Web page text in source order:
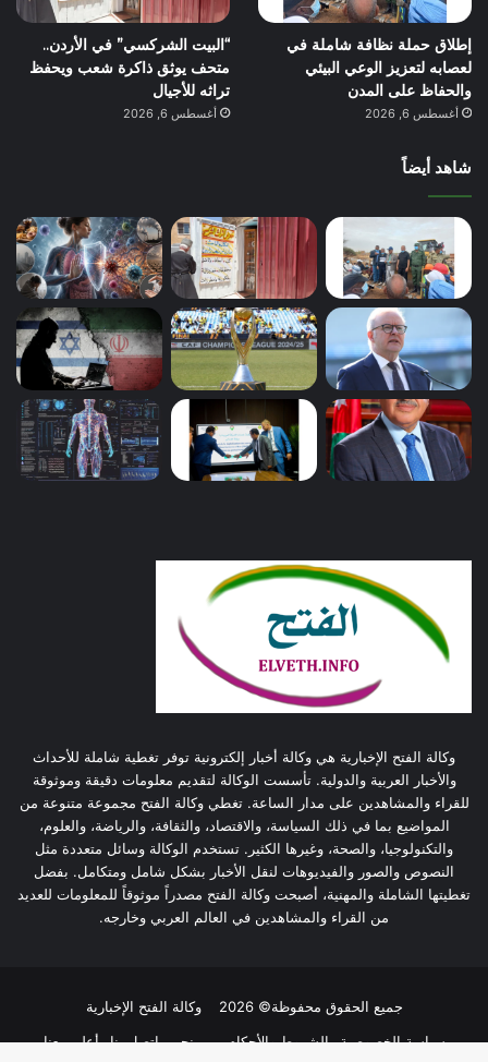
إطلاق حملة نظافة شاملة في
لعصابه لتعزيز الوعي البيئي
والحفاظ على المدن
أغسطس 6, 2026
“البيت الشركسي” في الأردن..
متحف يوثق ذاكرة شعب ويحفظ
تراثه للأجيال
أغسطس 6, 2026
شاهد أيضاً
وكالة الفتح الإخبارية هي وكالة أخبار إلكترونية توفر تغطية شاملة للأحداث
والأخبار العربية والدولية. تأسست الوكالة لتقديم معلومات دقيقة وموثوقة
للقراء والمشاهدين على مدار الساعة. تغطي وكالة الفتح مجموعة متنوعة من
المواضيع بما في ذلك السياسة، والاقتصاد، والثقافة، والرياضة، والعلوم،
والتكنولوجيا، والصحة، وغيرها الكثير. تستخدم الوكالة وسائل متعددة مثل
النصوص والصور والفيديوهات لنقل الأخبار بشكل شامل ومتكامل. بفضل
تغطيتها الشاملة والمهنية، أصبحت وكالة الفتح مصدراً موثوقاً للمعلومات للعديد
من القراء والمشاهدين في العالم العربي وخارجه.
جميع الحقوق محفوظة© 2026
وكالة الفتح الإخبارية
سياسة الخصوصية
الشروط والأحكام من نحن اتصل بنا أعلن معنا